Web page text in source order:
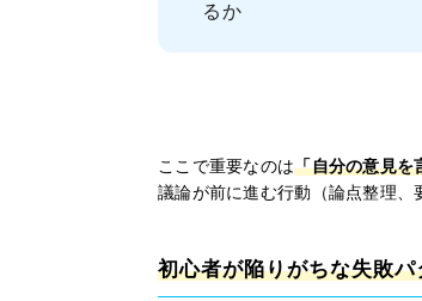
るか
ここで重要なのは「自分の意見を
議論が前に進む行動（論点整理、
初心者が陥りがちな失敗